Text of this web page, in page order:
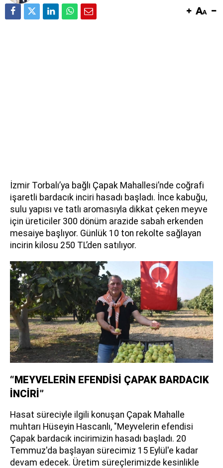
İzmir Torbalı’ya bağlı Çapak Mahallesi’nde coğrafi
işaretli bardacık inciri hasadı başladı. İnce kabuğu,
sulu yapısı ve tatlı aromasıyla dikkat çeken meyve
için üreticiler 300 dönüm arazide sabah erkenden
mesaiye başlıyor. Günlük 10 ton rekolte sağlayan
incirin kilosu 250 TL’den satılıyor.
“MEYVELERİN EFENDİSİ ÇAPAK BARDACIK
İNCİRİ”
Hasat süreciyle ilgili konuşan Çapak Mahalle
muhtarı Hüseyin Hascanlı, "Meyvelerin efendisi
Çapak bardacık incirimizin hasadı başladı. 20
Temmuz'da başlayan sürecimiz 15 Eylül'e kadar
devam edecek. Üretim süreçlerimizde kesinlikle